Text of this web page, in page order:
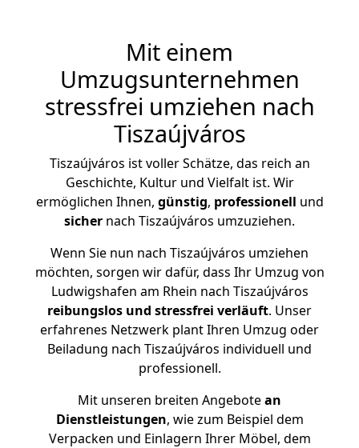
Mit einem
Umzugsunternehmen
stressfrei umziehen nach
Tiszaújváros
Tiszaújváros ist voller Schätze, das reich an
Geschichte, Kultur und Vielfalt ist. Wir
ermöglichen Ihnen, günstig, professionell und
sicher nach Tiszaújváros umzuziehen.
Wenn Sie nun nach Tiszaújváros umziehen
möchten, sorgen wir dafür, dass Ihr Umzug von
Ludwigshafen am Rhein nach Tiszaújváros
reibungslos und stressfrei verläuft. Unser
erfahrenes Netzwerk plant Ihren Umzug oder
Beiladung nach Tiszaújváros individuell und
professionell.
Mit unseren breiten Angebotean
Dienstleistungen, wie zum Beispiel dem
Verpacken und Einlagern Ihrer Möbel, dem